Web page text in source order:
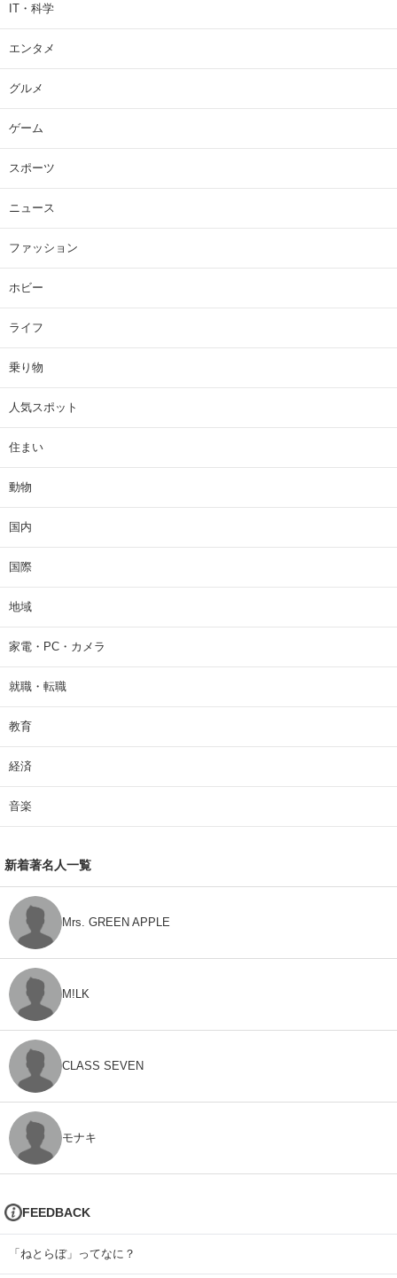
IT・科学
エンタメ
グルメ
ゲーム
スポーツ
ニュース
ファッション
ホビー
ライフ
乗り物
人気スポット
住まい
動物
国内
国際
地域
家電・PC・カメラ
就職・転職
教育
経済
音楽
新着著名人一覧
Mrs. GREEN APPLE
M!LK
CLASS SEVEN
モナキ
FEEDBACK
「ねとらぼ」ってなに？